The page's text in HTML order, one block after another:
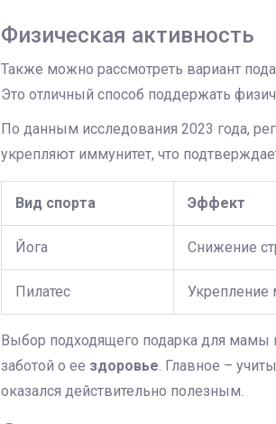
Физическая активность
Также можно рассмотреть вариант
Это отличный способ поддержать
По данным исследования 2023 года,
укрепляют иммунитет, что
Вид спорта Эффект
Йога Снижение
Пилатес
Выбор подходящего подарка для мамы
заботой о ее здоровье . Главное –
оказался действительно полезным.